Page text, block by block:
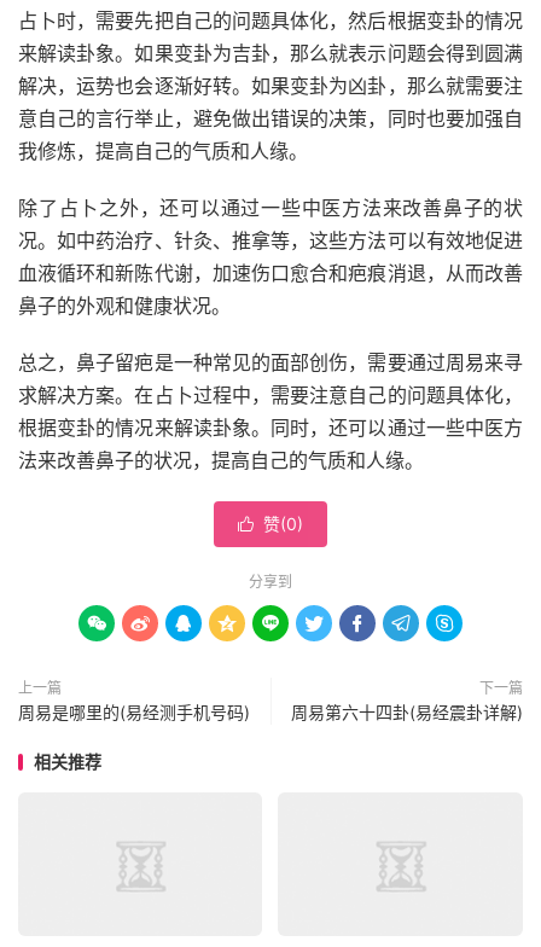
占卜时，需要先把自己的问题具体化，然后根据变卦的情况
来解读卦象。如果变卦为吉卦，那么就表示问题会得到圆满
解决，运势也会逐渐好转。如果变卦为凶卦，那么就需要注
意自己的言行举止，避免做出错误的决策，同时也要加强自
我修炼，提高自己的气质和人缘。
除了占卜之外，还可以通过一些中医方法来改善鼻子的状
况。如中药治疗、针灸、推拿等，这些方法可以有效地促进
血液循环和新陈代谢，加速伤口愈合和疤痕消退，从而改善
鼻子的外观和健康状况。
总之，鼻子留疤是一种常见的面部创伤，需要通过周易来寻
求解决方案。在占卜过程中，需要注意自己的问题具体化，
根据变卦的情况来解读卦象。同时，还可以通过一些中医方
法来改善鼻子的状况，提高自己的气质和人缘。
 赞(0)
分享到
        
上一篇
周易是哪里的(易经测手机号码)
下一篇
周易第六十四卦(易经震卦详解)
相关推荐